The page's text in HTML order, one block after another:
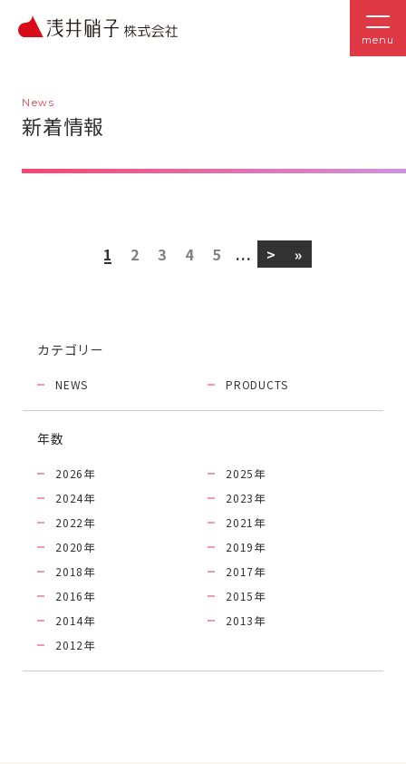
menu
News
新着情報
1 2 3 4 5 ... > »
カテゴリー
NEWS PRODUCTS
年数
2026年 2025年
2024年 2023年
2022年 2021 年
2020年 2019年
2018年 2017年
2016年 2015年
2014年 2013年
2012年